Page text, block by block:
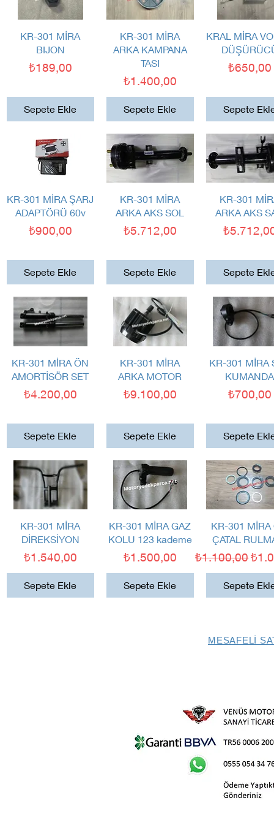
Hızlı Bakış
KR-301 MİRA
BIJON
Fiyat
₺189,00
Sepete Ekle
Hızlı Bakış
KR-301 MİRA
ARKA KAMPANA
TASI
Fiyat
₺1.400,00
Sepete Ekle
Hızlı Bakış
KRAL MİRA
Fiyat
₺650,00
Sepete
Hızlı Bakış
KR-301 MİRA ŞARJ
ADAPTÖRÜ 60v
Fiyat
₺900,00
Sepete Ekle
Hızlı Bakış
KR-301 MİRA
ARKA AKS SOL
Fiyat
₺5.712,00
Sepete Ekle
Hızlı Bakış
KR-301
ARKA AKS
Fiyat
Sepete
Hızlı Bakış
KR-301 MİRA ÖN
AMORTİSÖR SET
Fiyat
₺4.200,00
Sepete Ekle
Hızlı Bakış
KR-301 MİRA
ARKA MOTOR
Fiyat
₺9.100,00
Sepete Ekle
Hızlı Bakış
KR-301 MİRA
KUMANDA
Fiyat
₺700,00
Sepete
Hızlı Bakış
KR-301 MİRA
DİREKSİYON
Fiyat
₺1.540,00
Sepete Ekle
Hızlı Bakış
KR-301 MİRA GAZ
KOLU 123 kademe
Fiyat
₺1.500,00
Sepete Ekle
Hızlı Bakış
KR-301 MİRA
ÇATAL
Normal Fiyat
₺1.100,00
Sepete
MESAFELİ